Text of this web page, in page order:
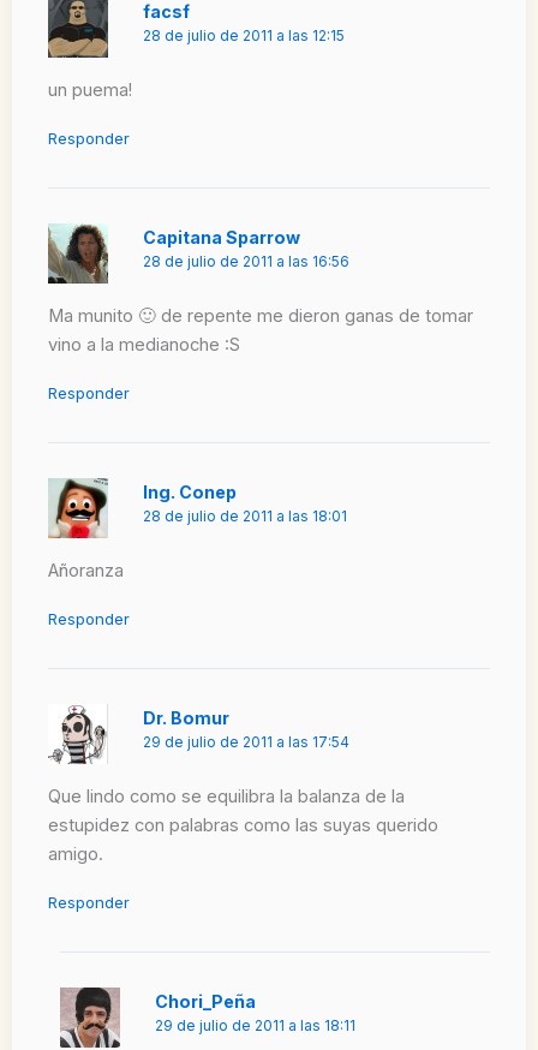
facsf
28 de julio de 2011 a las 12:15
un puema!
Responder
Capitana Sparrow
28 de julio de 2011 a las 16:56
Ma munito 🙂 de repente me dieron ganas de tomar
vino a la medianoche :S
Responder
Ing. Conep
28 de julio de 2011 a las 18:01
Añoranza
Responder
Dr. Bomur
29 de julio de 2011 a las 17:54
Que lindo como se equilibra la balanza de la
estupidez con palabras como las suyas querido
amigo.
Responder
Chori_Peña
29 de julio de 2011 a las 18:11